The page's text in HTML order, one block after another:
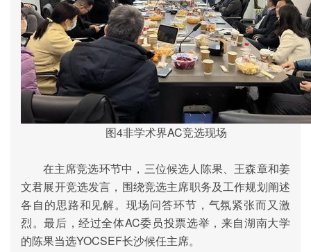
图4非学术界AC竞选现场
在主席竞选环节中，三位候选人陈果、王森章和姜
文君展开竞选发言，围绕竞选主席职务及工作规划阐述
各自的思路和见解。现场问答环节，气氛紧张而又激
烈。最后，经过全体AC委员投票选举，来自湖南大学
的陈果当选YOCSEF长沙候任主席。